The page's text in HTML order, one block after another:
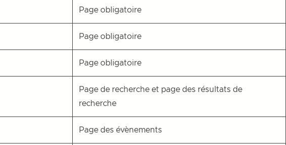
Page obligatoire
Page obligatoire
Page obligatoire
Page de recherche et page des résultats de
recherche
Page des évènements